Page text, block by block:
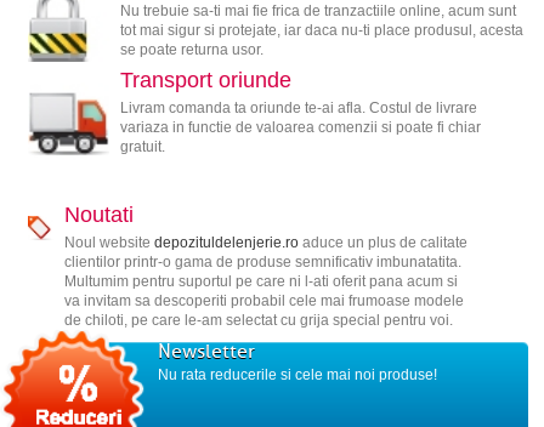
Nu trebuie sa-ti mai fie frica de tranzactiile online, acum sunt
tot mai sigur si protejate, iar daca nu-ti place produsul, acesta
se poate returna usor.
Transport oriunde
Livram comanda ta oriunde te-ai afla. Costul de livrare
variaza in functie de valoarea comenzii si poate fi chiar
gratuit.
Noutati
Noul website depozituldelenjerie.roaduce un plus de calitate
clientilor printr-o gama de produse semnificativ imbunatatita.
Multumim pentru suportul pe care ni l-ati oferit pana acum si
va invitam sa descoperiti probabil cele mai frumoase modele
de chiloti, pe care le-am selectat cu grija special pentru voi.
Newsletter
Nu rata reducerile si cele mai noi produse!